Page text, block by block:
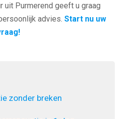
uit Purmerend geeft u graag
advies. Start nu uw
zonder breken